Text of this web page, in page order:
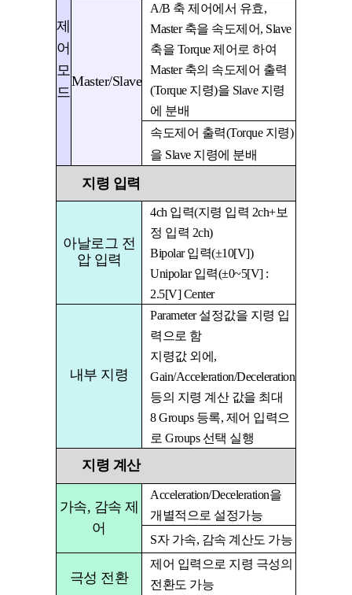
제
어
모
드
Master/Slave
A/B 축 제어에서 유효,
Master축을 속도제어, Slave
축을 Torque제어로 하여
Master축의 속도제어 출력
(Torque 지령)을 Slave 지령
에 분배
속도제어 출력(Torque 지령)
을 Slave 지령에 분배
지령 입력
아날로그 전
압 입력
4ch 입력(지령 입력 2ch+보
정 입력 2ch)
Bipolar입력(±10[V])
Unipolar입력(±0~5[V] :
2.5[V] Center
내부 지령
Parameter설정값을 지령 입
력으로 함
지령값 외에 ,
Gain/Acceleration/Deceleration
등의 지령 계산 값을 최대
8 Groups 등록, 제어 입력으
로 Groups 선택 실행
지령 계산
가속, 감속 제
어
Acceleration/Deceleration을
개별적으로 설정가능
S자 가속, 감속 계산도 가능
극성 전환
제어 입력으로 지령 극성의
전환도 가능